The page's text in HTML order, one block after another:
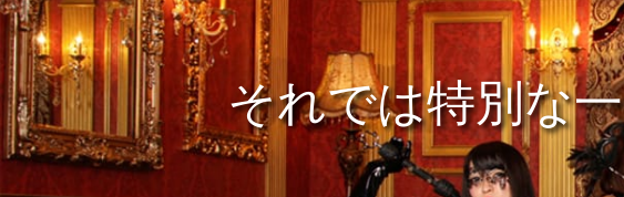
それでは特別な